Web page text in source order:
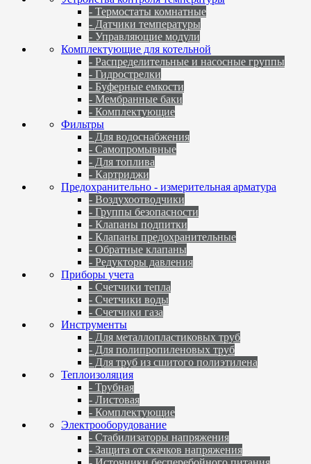
- Термостаты комнатные
- Датчики температуры
- Управляющие модули
Комплектующие для котельной
- Распределительные и насосные группы
- Гидрострелки
- Буферные емкости
- Мембранные баки
- Комплектующие
Фильтры
- Для водоснабжения
- Самопромывные
- Для топлива
- Картриджи
Предохранительно - измерительная арматура
- Воздухоотводчики
- Группы безопасности
- Клапаны подпитки
- Клапаны предохранительные
- Обратные клапаны
- Редукторы давления
Приборы учета
- Счетчики тепла
- Счетчики воды
- Счетчики газа
Инструменты
- Для металлопластиковых труб
- Для полипропиленовых труб
- Для труб из сшитого полиэтилена
Теплоизоляция
- Трубная
- Листовая
- Комплектующие
Электрооборудование
- Стабилизаторы напряжения
- Защита от скачков напряжения